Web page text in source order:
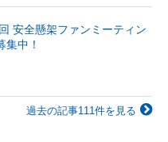
安全懸架ファンミーティン
集中！
過去の記事111件を見る